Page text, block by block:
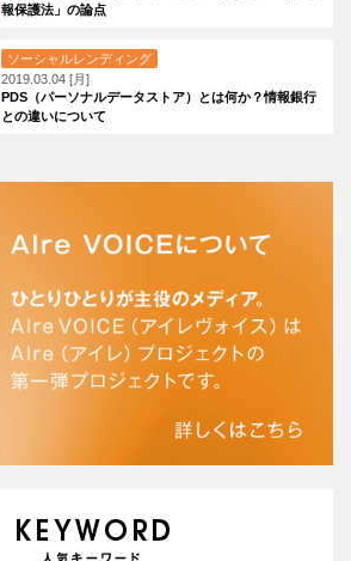
報保護法」の論点
ソーシャルレンディング
2019.03.04 [月]
PDS（パーソナルデータストア）とは何か？情報銀行
との違いについて